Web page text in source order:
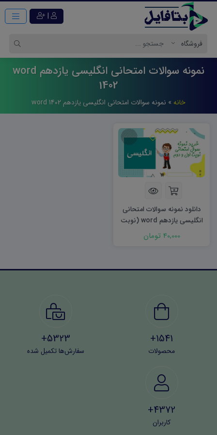
|
نمونه سوالات امتحانی انگلیسی یازدهم word
1402
خانه » نمونه سوالات امتحانی انگلیسی یازدهم word 1402
دانلود نمونه سوالات امتحانی
انگلیسی یازدهم word (نوبت
اول) ۱۴۰۲
40,000 تومان
1541+
محصولات
5323+
سفارش‌ها تکمیل شده
4372+
کاربران